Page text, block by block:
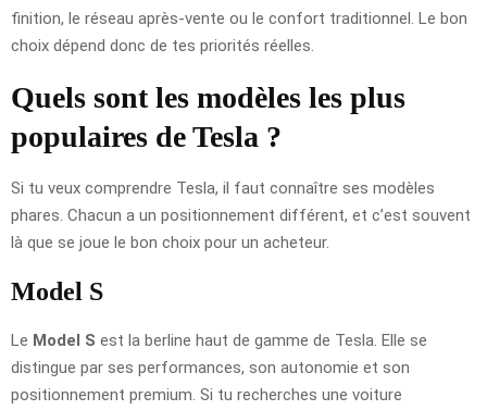
finition, le réseau après-vente ou le confort traditionnel. Le bon
choix dépend donc de tes priorités réelles.
Quels sont les modèles les plus
populaires de Tesla ?
Si tu veux comprendre Tesla, il faut connaître ses modèles
phares. Chacun a un positionnement différent, et c’est souvent
là que se joue le bon choix pour un acheteur.
Model S
Le Model S est la berline haut de gamme de Tesla. Elle se
distingue par ses performances, son autonomie et son
positionnement premium. Si tu recherches une voiture